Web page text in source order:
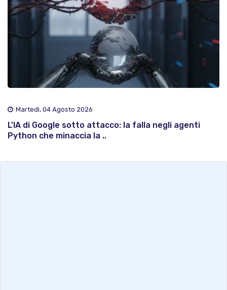
Martedì, 04 Agosto 2026
L'IA di Google sotto attacco: la falla negli agenti
Python che minaccia la ..